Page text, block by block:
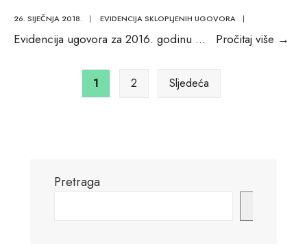
26. SIJEČNJA 2018. | EVIDENCIJA SKLOPLJENIH UGOVORA |
Evidencija ugovora za 2016. godinu ... Pročitaj više →
1 2 Sljedeća
Pretraga